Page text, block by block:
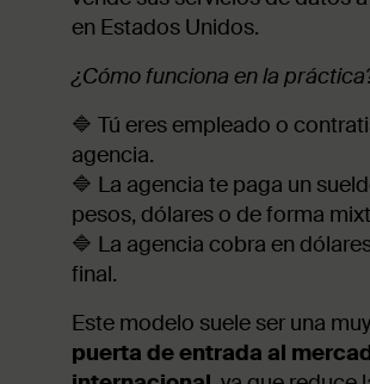
en Estados Unidos.
¿Cómo funciona en la
🔷 Tú eres empleado o
agencia.
🔷 La agencia te paga un
pesos, dólares o de forma
🔷 La agencia cobra en
final.
Este modelo suele ser una muy
puerta de entrada al